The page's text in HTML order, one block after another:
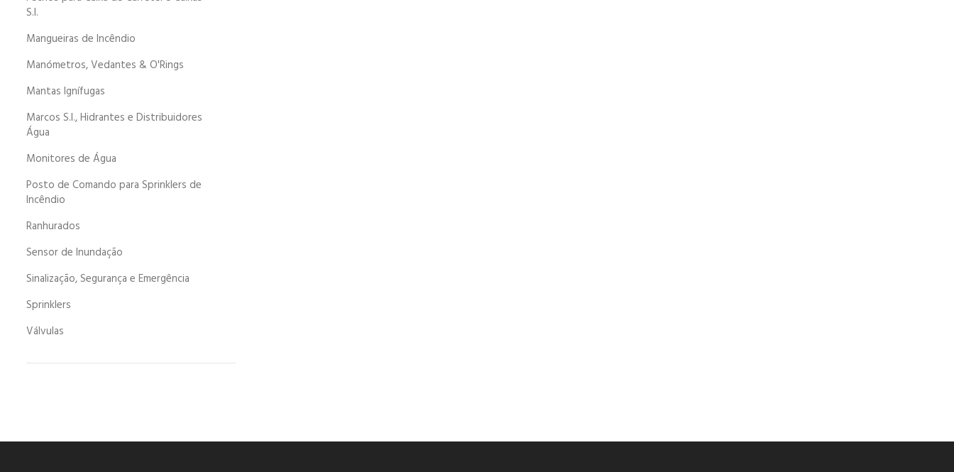
S.I.
Mangueiras de Incêndio
Manómetros, Vedantes & O'Rings
Mantas Ignífugas
Marcos S.I., Hidrantes e Distribuidores
Água
Monitores de Água
Posto de Comando para Sprinklers de
Incêndio
Ranhurados
Sensor de Inundação
Sinalização, Segurança e Emergência
Sprinklers
Válvulas